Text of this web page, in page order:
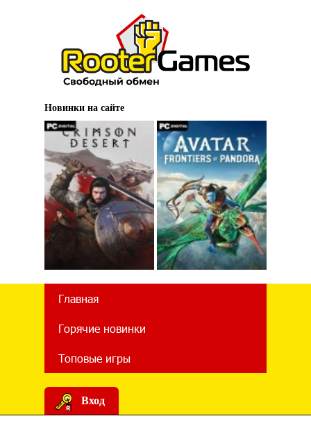
Новинки на сайте
Главная
Горячие новинки
Топовые игры
Вход